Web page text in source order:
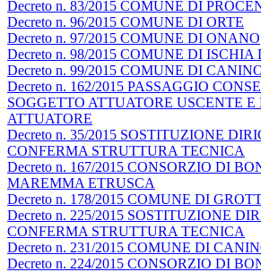
Decreto n. 83/2015 COMUNE DI
Decreto n. 96/2015 COMUNE DI ORTE
Decreto n. 97/2015 COMUNE DI ONANO
Decreto n. 98/2015 COMUNE DI ISCHIA
Decreto n. 99/2015 COMUNE DI
Decreto n. 162/2015 PASSAGGIO
SOGGETTO ATTUATORE USCENTE
ATTUATORE
Decreto n. 35/2015 SOSTITUZIONE
CONFERMA STRUTTURA TECNICA
Decreto n. 167/2015 CONSORZIO DI
MAREMMA ETRUSCA
Decreto n. 178/2015 COMUNE DI
Decreto n. 225/2015 SOSTITUZIONE
CONFERMA STRUTTURA TECNICA
Decreto n. 231/2015 COMUNE DI
Decreto n. 224/2015 CONSORZIO DI